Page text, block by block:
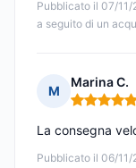
Pubblicato il 07/11/
a seguito di un
M
Marina C.
Nota: 5 su 5
Pubblicato il 06/
La consegna